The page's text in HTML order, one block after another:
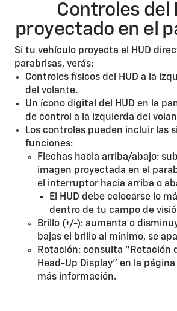
Controles del
proyectado en el
Si tu vehículo proyecta el HUD
parabrisas, verás:
Controles físicos del HUD a la
del volante.
Un ícono digital del HUD en la
de control a la izquierda del
Los controles pueden incluir las
funciones:
Flechas hacia arriba/abajo:
imagen proyectada en el
el interruptor hacia arriba o
El HUD debe colocarse lo
dentro de tu campo de
Brillo (+/-): aumenta o
bajas el brillo al mínimo, se
Rotación: consulta "Rotación
Head-Up Display" en la
más información.